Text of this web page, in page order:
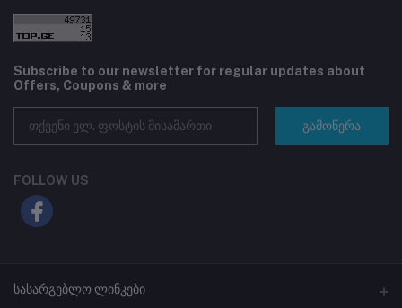
Subscribe to our newsletter for regular updates about
Offers, Coupons & more
გამოწერა
FOLLOW US
სასარგებლო ლინკები